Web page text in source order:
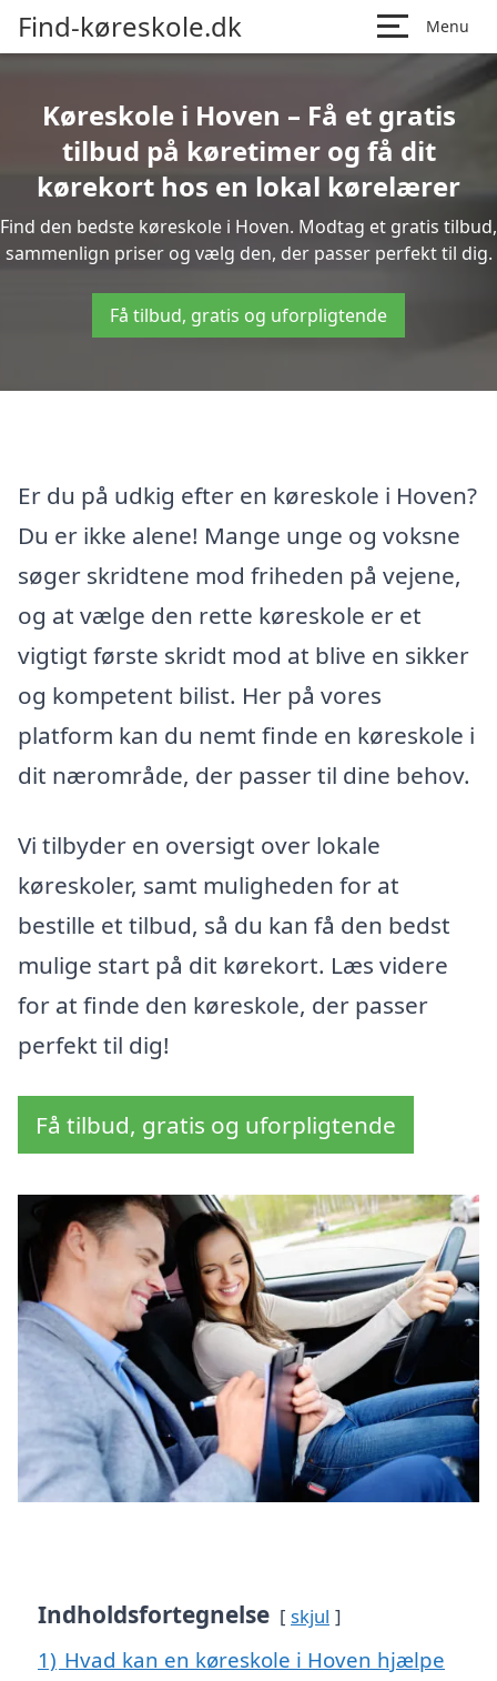
Find-køreskole.dk Menu
Køreskole i Hoven – Få et gratis
tilbud på køretimer og få dit
kørekort hos en lokal kørelærer
Find den bedste køreskole i Hoven. Modtag et gratis tilbud,
sammenlign priser og vælg den, der passer perfekt til dig.
Få tilbud, gratis og uforpligtende
Er du på udkig efter en køreskole i Hoven?
Du er ikke alene! Mange unge og voksne
søger skridtene mod friheden på vejene,
og at vælge den rette køreskole er et
vigtigt første skridt mod at blive en sikker
og kompetent bilist. Her på vores
platform kan du nemt finde en køreskole i
dit nærområde, der passer til dine behov.
Vi tilbyder en oversigt over lokale
køreskoler, samt muligheden for at
bestille et tilbud, så du kan få den bedst
mulige start på dit kørekort. Læs videre
for at finde den køreskole, der passer
perfekt til dig!
Få tilbud, gratis og uforpligtende
Indholdsfortegnelse skjul
1) Hvad kan en køreskole i Hoven hjælpe